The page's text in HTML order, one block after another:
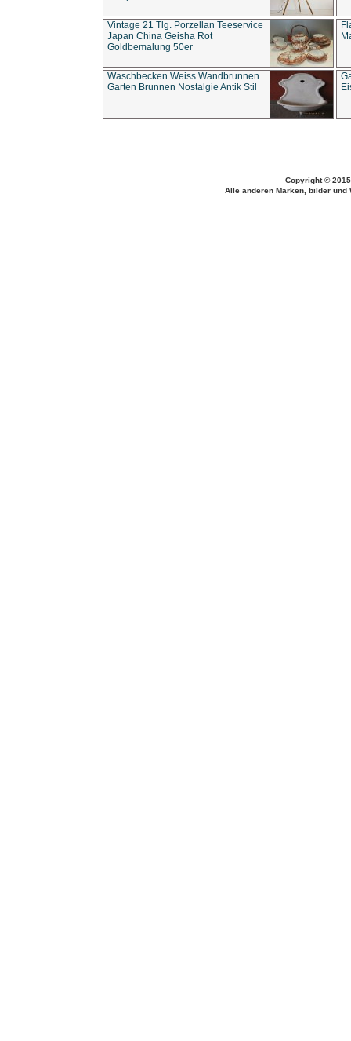
Vintage 21 Tlg. Porzellan Teeservice
Japan China Geisha Rot
Goldbemalung 50er
Waschbecken Weiss Wandbrunnen
Garten Brunnen Nostalgie Antik Stil
Copyright ©
Alle anderen Marken, bilder und